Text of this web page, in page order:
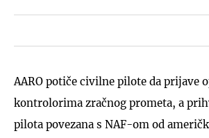
AARO potiče civilne pilote da prijave
kontrolorima zračnog prometa, a
pilota povezana s NAF-om od